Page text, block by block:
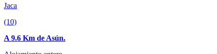
Jaca
(10)
A 9.6 Km de Asún.